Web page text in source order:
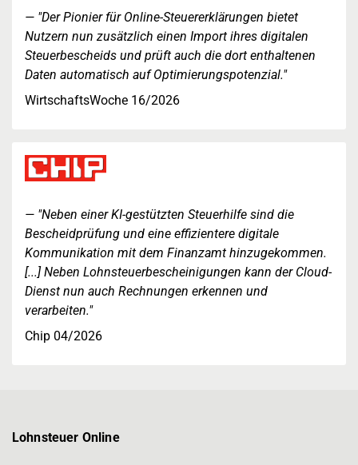
"Der Pionier für Online-Steuererklärungen bietet
Nutzern nun zusätzlich einen Import ihres digitalen
Steuerbescheids und prüft auch die dort enthaltenen
Daten automatisch auf Optimierungspotenzial."
WirtschaftsWoche 16/2026
"Neben einer KI-gestützten Steuerhilfe sind die
Bescheidprüfung und eine effizientere digitale
Kommunikation mit dem Finanzamt hinzugekommen.
[...] Neben Lohnsteuerbescheinigungen kann der Cloud-
Dienst nun auch Rechnungen erkennen und
verarbeiten."
Chip 04/2026
Lohnsteuer Online